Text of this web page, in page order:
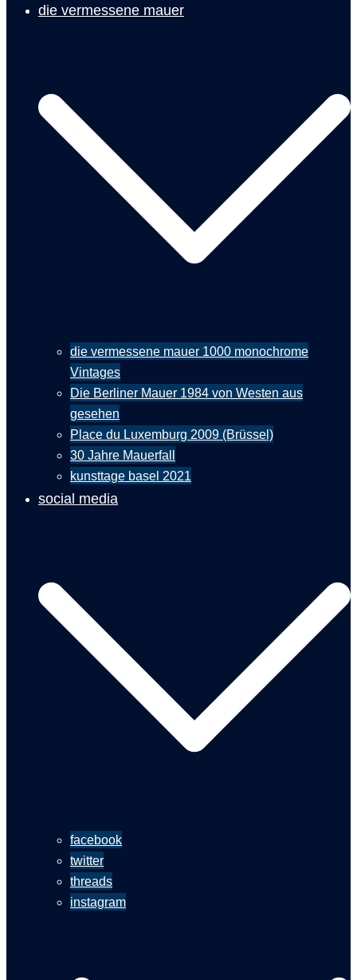
die vermessene mauer
die vermessene mauer 1000 monochrome
Vintages
Die Berliner Mauer 1984 von Westen aus
gesehen
Place du Luxemburg 2009 (Brüssel)
30 Jahre Mauerfall
kunsttage basel 2021
social media
facebook
twitter
threads
instagram